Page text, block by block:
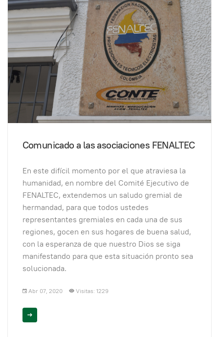
Comunicado a las asociaciones FENALTEC
En este difícil momento por el que atraviesa la
humanidad, en nombre del Comité Ejecutivo de
FENALTEC, extendemos un saludo gremial de
hermandad, para que todos ustedes
representantes gremiales en cada una de sus
regiones, gocen en sus hogares de buena salud,
con la esperanza de que nuestro Dios se siga
manifestando para que esta situación pronto sea
solucionada.
Abr 07, 2020 Visitas: 1229